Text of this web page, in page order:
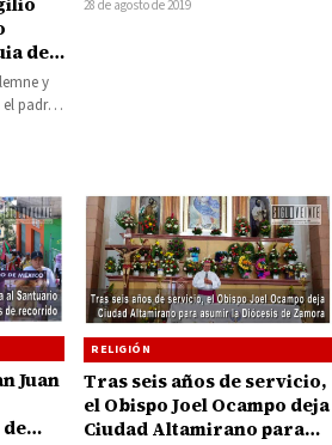
de
y
padre
28 de agosto de 2019
Juan
RELIGIÓN
Tras seis años de servicio,
el Obispo Joel Ocampo deja
Ciudad Altamirano para